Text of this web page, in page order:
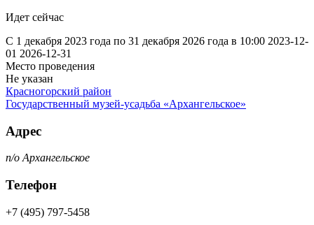
Идет сейчас
С 1 декабря 2023 года по 31 декабря 2026 года в 10:00 2023-12-
01 2026-12-31
Место проведения
Не указан
Красногорский район
Государственный музей-усадьба «Архангельское»
Адрес
п/о Архангельское
Телефон
+7 (495) 797-5458